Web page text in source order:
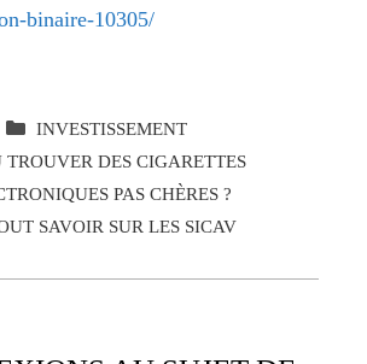
binaire-10305/
CATÉGORIES
INVESTISSEMENT
TROUVER DES CIGARETTES
PAS CHÈRES ?
SAVOIR SUR LES SICAV